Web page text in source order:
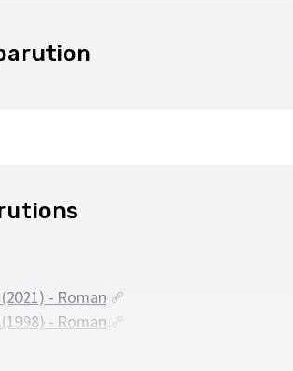
- Roman
- Roman